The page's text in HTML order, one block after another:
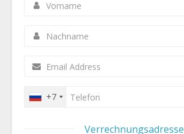
+7
Verrechnungsadresse